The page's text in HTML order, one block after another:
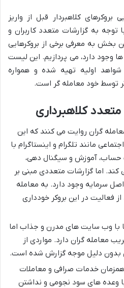
کلاهبردار قبل از واریز
توجه به گزارشات متعدد کاربران و
بخش به معرفی برخی از بروکرهایی
وجود دارد، می پردازیم. این لیست
شواهد اولیه تهیه شده و همواره
توسط خود معامله گر است.
کلاهبرداری
گران روایت می کنند که این
مانند تلگرام و اینستاگرام با
حساب، آموزش و سیگنال دهی،
اما گزارشات متعددی مبنی بر
سرمایه وجود دارد. به معامله
فعالیت در این بروکر خودداری
با وب سایت های مدرن و جذاب اما
معامله گران دارد. مواردی از
بدون دلیل موجه گزارش شده است.
همزمان خدمات صرافی و معاملات
وعده های سود نجومی و نداشتن